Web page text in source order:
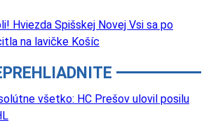
Hviezda Spišskej Novej Vsi sa po
na lavičke Košíc
všetko: HC Prešov ulovil posilu